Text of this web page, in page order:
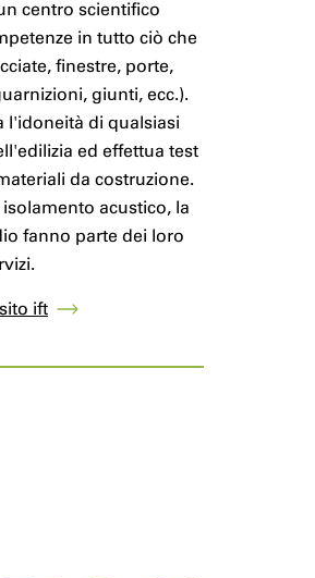
centro scientifico
in tutto ciò che
finestre, porte,
giunti, ecc.).
l'idoneità di qualsiasi
ed effettua test
da costruzione.
acustico, la
fanno parte dei loro
ift